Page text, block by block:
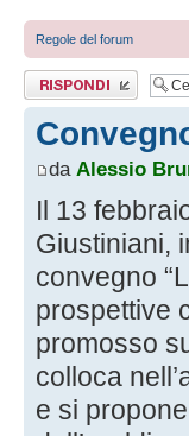
Regole del forum
Rispondi al
messaggio
da Alessio
Il 13
Giustiniani,
convegno
prospettive
promosso
colloca
e si